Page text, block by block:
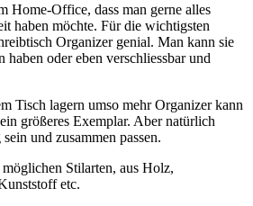
Home-Office, dass man gerne alles
haben möchte. Für die wichtigsten
Organizer genial. Man kann sie
haben oder eben verschliessbar und
Tisch lagern umso mehr Organizer kann
größeres Exemplar. Aber natürlich
und zusammen passen.
Stilarten, aus Holz,
etc.